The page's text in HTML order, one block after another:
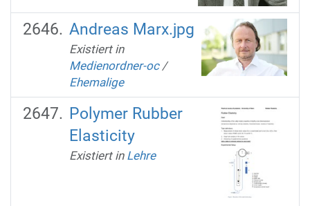
Andreas Marx.jpg
Existiert in
Medienordner-oc /
Ehemalige
Polymer Rubber
Elasticity
Existiert in Lehre